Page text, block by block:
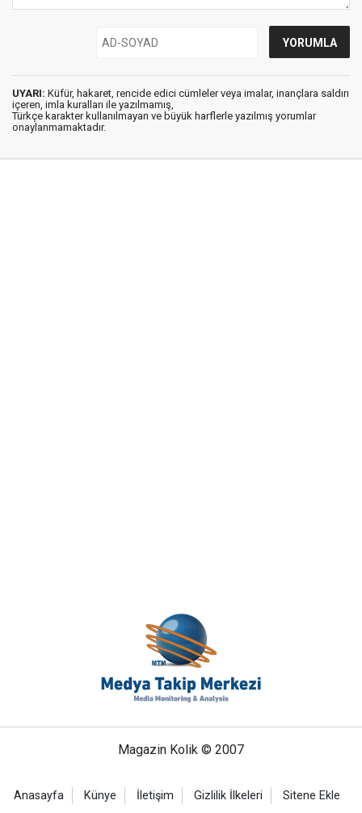
UYARI: Küfür, hakaret, rencide edici cümleler veya imalar, inançlara saldırı
içeren, imla kuralları ile yazılmamış,
Türkçe karakter kullanılmayan ve büyük harflerle yazılmış yorumlar
onaylanmamaktadır.
Magazin Kolik © 2007
Anasayfa Künye İletişim Gizlilik İlkeleri Sitene Ekle